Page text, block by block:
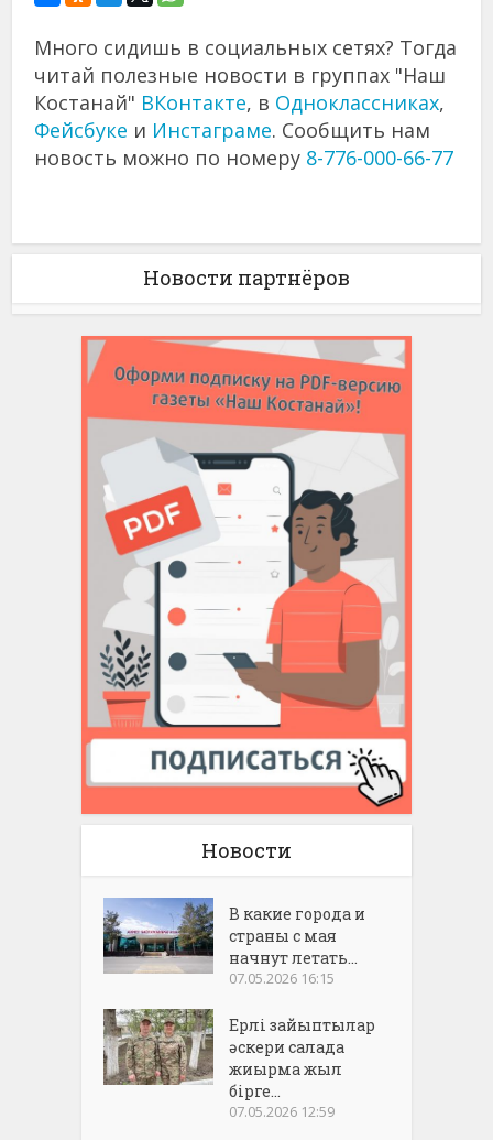
Много сидишь в социальных сетях? Тогда
читай полезные новости в группах "Наш
Костанай" ВКонтакте, в Одноклассниках,
Фейсбуке и Инстаграме. Сообщить нам
новость можно по номеру 8-776-000-66-77
Новости партнёров
Новости
В какие города и
страны с мая
начнут летать...
07.05.2026 16:15
Ерлі зайыптылар
әскери салада
жиырма жыл
бірге...
07.05.2026 12:59